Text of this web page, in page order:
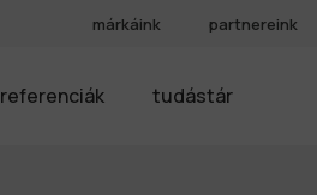
márkáink partnereink
referenciák tudástár